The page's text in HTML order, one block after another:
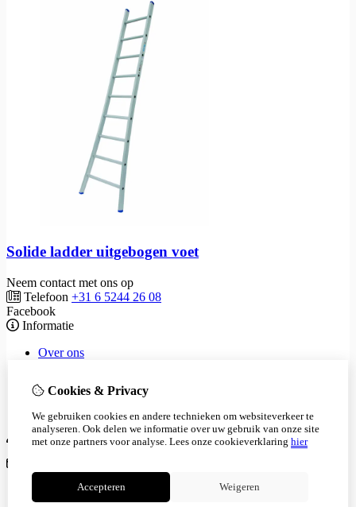
Solide ladder uitgebogen voet
Neem contact met ons op
Telefoon +31 6 5244 26 08
Facebook
Informatie
Over ons
Privacyverklaring
Algemene voorwaarden
Mijn account
Cookies & Privacy
We gebruiken cookies en andere technieken om websiteverkeer te
analyseren. Ook delen we informatie over uw gebruik van onze site
met onze partners voor analyse. Lees onze cookieverklaring hier
Accepteren Weigeren